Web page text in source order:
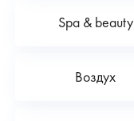
Spa & beauty
Воздух